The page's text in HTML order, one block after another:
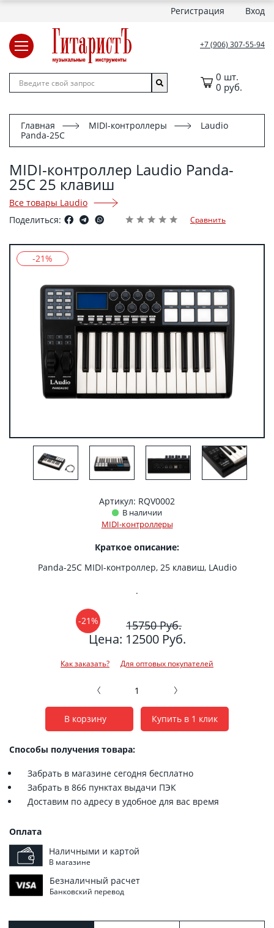
Регистрация Вход
+7 (906) 307-55-94
0 шт.
0 руб.
Главная MIDI-контроллеры
Laudio
Panda-25C
MIDI-контроллер Laudio Panda-
25C 25 клавиш
Все товары Laudio
Поделиться:
Сравнить
-21%
Артикул: RQV0002
В наличии
MIDI-контроллеры
Краткое описание:
Panda-25C MIDI-контроллер, 25 клавиш, LAudio
.
-21% 15750 Руб.
Цена: 12500 Руб.
Как заказать? Для оптовых покупателей
В корзину Купить в 1 клик
Способы получения товара:
Забрать в магазине сегодня бесплатно
Забрать в 866 пунктах выдачи ПЭК
Доставим по адресу в удобное для вас время
Оплата
Наличными и картой
В магазине
Безналичный расчет
Банковский перевод